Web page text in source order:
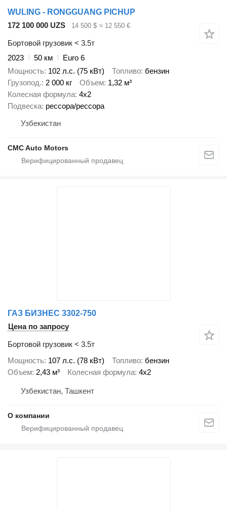
WULING - RONGGUANG PICHUP
172 100 000 UZS
14 500 $ ≈ 12 550 €
Бортовой грузовик < 3.5т
2023
50 км
Euro 6
Мощность 102 л.с. (75 кВт) Топливо бензин
Грузопод. 2 000 кг Объем 1,32 м³
Колесная формула 4x2
Подвеска рессора/рессора
Узбекистан
CMC Auto Motors
ГАЗ БИЗНЕС 3302-750
Цена по запросу
Бортовой грузовик < 3.5т
Мощность 107 л.с. (78 кВт) Топливо бензин
Объем 2,43 м³ Колесная формула 4x2
Узбекистан, Ташкент
О компании